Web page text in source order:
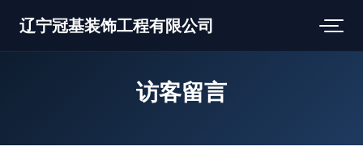
辽宁冠基装饰工程有限公司
访客留言